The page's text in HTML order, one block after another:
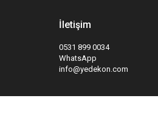
İletişim
0531 899 0034
WhatsApp
info@yedekon.com